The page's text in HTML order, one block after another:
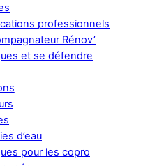
professionnels
Rénov’
et se défendre
d’eau
pour les copro